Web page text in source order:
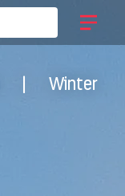
Winter